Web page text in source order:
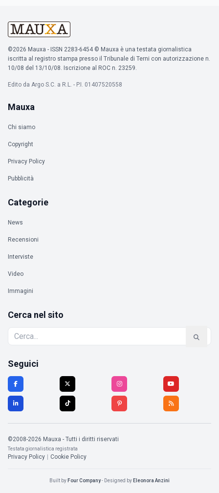
©2026 Mauxa - ISSN 2283-6454 © Mauxa è una testata giornalistica
iscritta al registro stampa presso il Tribunale di Terni con autorizzazione n.
10/08 del 13/10/08. Iscrizione al ROC n. 23259.
Edito da Argo S.C. a R.L. - P.I. 01407520558
Mauxa
Chi siamo
Copyright
Privacy Policy
Pubblicità
Categorie
News
Recensioni
Interviste
Video
Immagini
Cerca nel sito
Seguici
©2008-2026 Mauxa - Tutti i diritti riservati
Testata giornalistica registrata
Privacy Policy Cookie Policy
Built by Four Company- Designed by Eleonora Anzini